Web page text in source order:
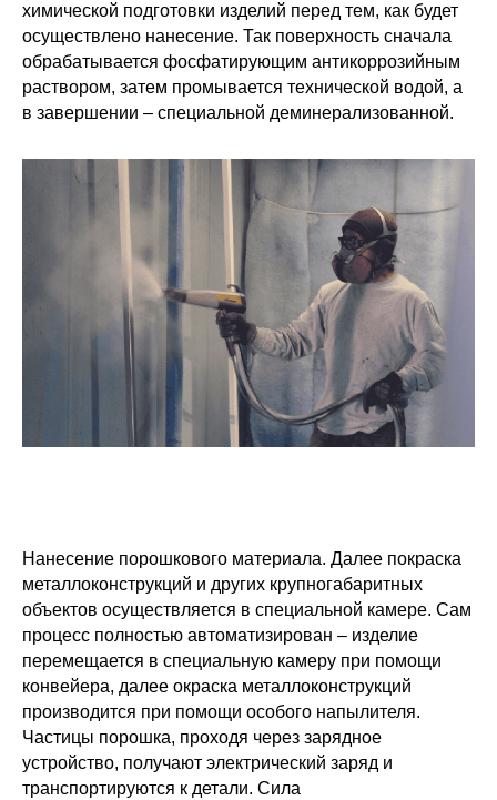
химической подготовки изделий перед тем, как будет
осуществлено нанесение. Так поверхность сначала
обрабатывается фосфатирующим антикоррозийным
раствором, затем промывается технической водой, а
в завершении – специальной деминерализованной.
Нанесение порошкового материала. Далее покраска
металлоконструкций и других крупногабаритных
объектов осуществляется в специальной камере. Сам
процесс полностью автоматизирован – изделие
перемещается в специальную камеру при помощи
конвейера, далее окраска металлоконструкций
производится при помощи особого напылителя.
Частицы порошка, проходя через зарядное
устройство, получают электрический заряд и
транспортируются к детали. Сила